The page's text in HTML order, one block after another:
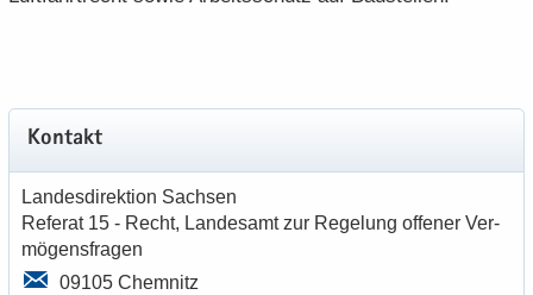
Kon­takt
Lan­des­di­rek­ti­on Sach­sen
Re­fe­rat 15 - Recht, Lan­des­amt zur Re­ge­lung of­fe­ner Ver­
mö­gens­fra­gen
09105 Chem­nitz